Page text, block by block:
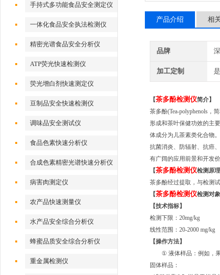
手持式多功能食品安全测定仪
一体化食品安全执法检测仪
精密光谱食品安全分析仪
ATP荧光快速检测仪
荧光增白剂快速测定仪
豆制品安全快速检测仪
调味品安全测试仪
食品色素快速分析仪
合成色素精密光谱快速分析仪
病害肉测定仪
农产品快速测量仪
水产品安全综合分析仪
蜂蜜品质安全综合分析仪
重金属检测仪
产品介绍 相
品牌
加工定制 是
【茶多酚检测仪简介】
茶多酚(Tea-polyphenols
形成和茶叶保健功效的主
体成分为儿茶素类化合物
抗菌消炎、防辐射、抗癌
有广阔的应用前景和开发
【茶多酚检测仪检测原
茶多酚经过提取，与检测
【茶多酚检测仪检测对
【技术指标】
检测下限：20mg/kg
线性范围：20-2000 mg/kg
【操作方法】
① 液体样品：例如，
固体样品：